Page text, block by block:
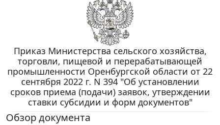
Приказ Министерства сельского хозяйства,
торговли, пищевой и перерабатывающей
промышленности Оренбургской области от 22
сентября 2022 г. N 394 "Об установлении
сроков приема (подачи) заявок, утверждении
ставки субсидии и форм документов"
Обзор документа